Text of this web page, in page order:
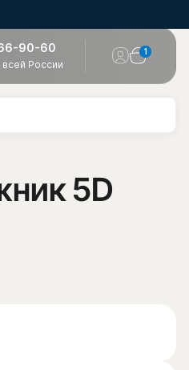
90-60
России
1
5D